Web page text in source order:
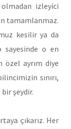
izleyici
tamamlanmaz.
kesilir ya da
sayesinde o en
özel ayrım diye
sınırı,
bir şeydir.
çıkarız. Her